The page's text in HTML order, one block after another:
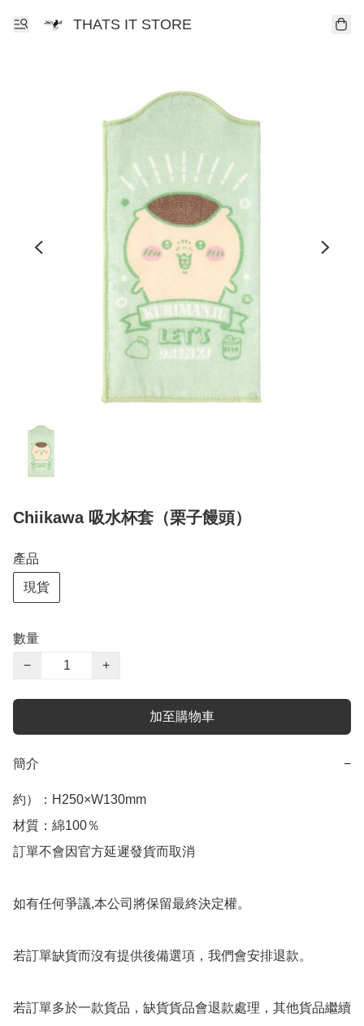
THATS IT STORE
Chiikawa 吸水杯套（栗子饅頭）
產品
現貨
數量
−
+
加至購物車
簡介 −
約）：H250×W130mm
材質：綿100％
訂單不會因官方延遲發貨而取消
如有任何爭議,本公司將保留最終決定權。
若訂單缺貨而沒有提供後備選項，我們會安排退款。
若訂單多於一款貨品，缺貨貨品會退款處理，其他貨品繼續